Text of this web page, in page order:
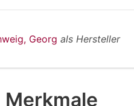
Georg als Hersteller
Merkmale